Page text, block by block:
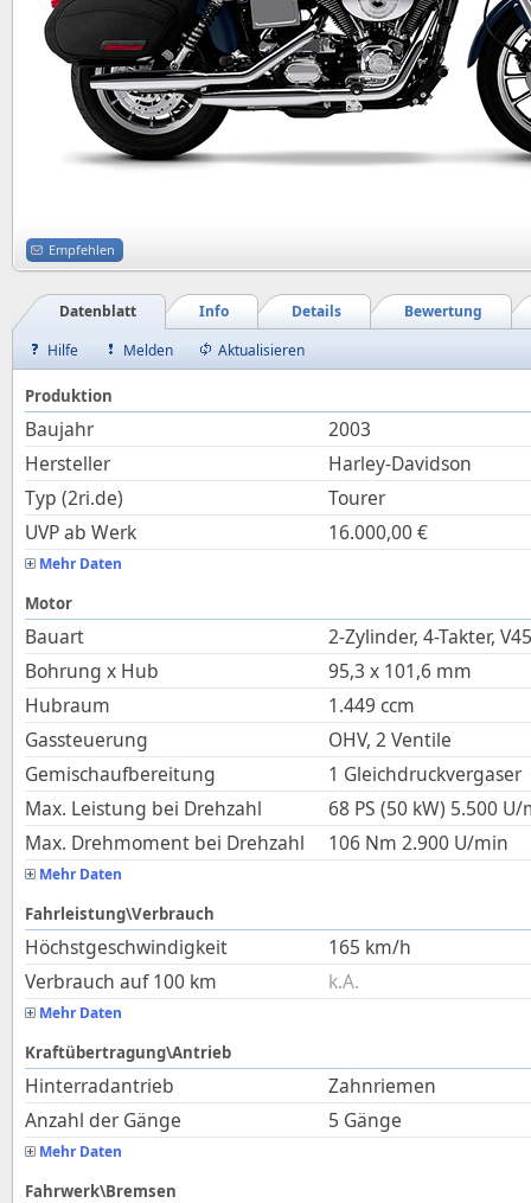
Empfehlen
Bewertung
Details
Info
Datenblatt
Hilfe
Melden Aktualisieren
Produktion
Baujahr
2003
Hersteller
Harley-Davidson
Typ (2ri.de)
Tourer
UVP ab Werk
16.000,00€
Mehr Daten
Motor
Bauart
2-Zylinder, 4-Takter, V45
Bohrung x Hub
95,3 x 101,6 mm
Hubraum
1.449 ccm
Gassteuerung
OHV, 2 Ventile
Gemischaufbereitung
1 Gleichdruckvergaser
Max. Leistung bei Drehzahl
68 PS (50 kW) 5.500 U/
Max. Drehmoment bei Drehzahl
106 Nm 2.900 U/min
Mehr Daten
Fahrleistung\Verbrauch
Höchstgeschwindigkeit 165 km/h
Verbrauch auf 100 km
k.A.
Mehr Daten
Kraftübertragung\Antrieb
Hinterradantrieb
Zahnriemen
Anzahl der Gänge
5 Gänge
Mehr Daten
Fahrwerk\Bremsen